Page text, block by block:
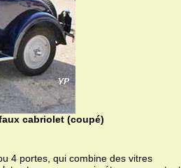
cabriolet (coupé)
4 portes, qui combine des vitres